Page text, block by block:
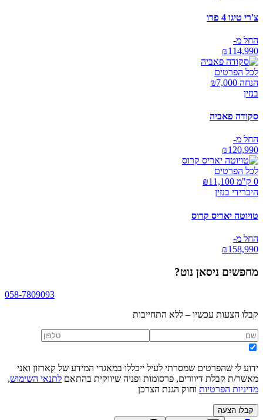
צ'רי טיגו 4 פרו
החל מ-
₪114,990
לכל הפרטים
הנחה ₪ 7,000
בנזין
סקודה פאביה
החל מ-
₪120,990
לכל הפרטים
0 ק"מ ₪
11,100
היברידי בנזין
טויוטה יאריס קרוס
החל מ-
₪158,990
מחפשים ניסאן נוט?
058-7809093
קבלו הצעות עכשיו – ללא התחייבות
ידוע לי שהפרטים שמסרתי לעיל ייכללו במאגרי המידע של קארזון ואני
מאשר/ת קבלת דיוורים, פרסומות ופניה שיווקית בהתאם לתנאי השימוש,
מדיניות הפרטיות וחוק הגנת הצרכן
קבלו הצעה